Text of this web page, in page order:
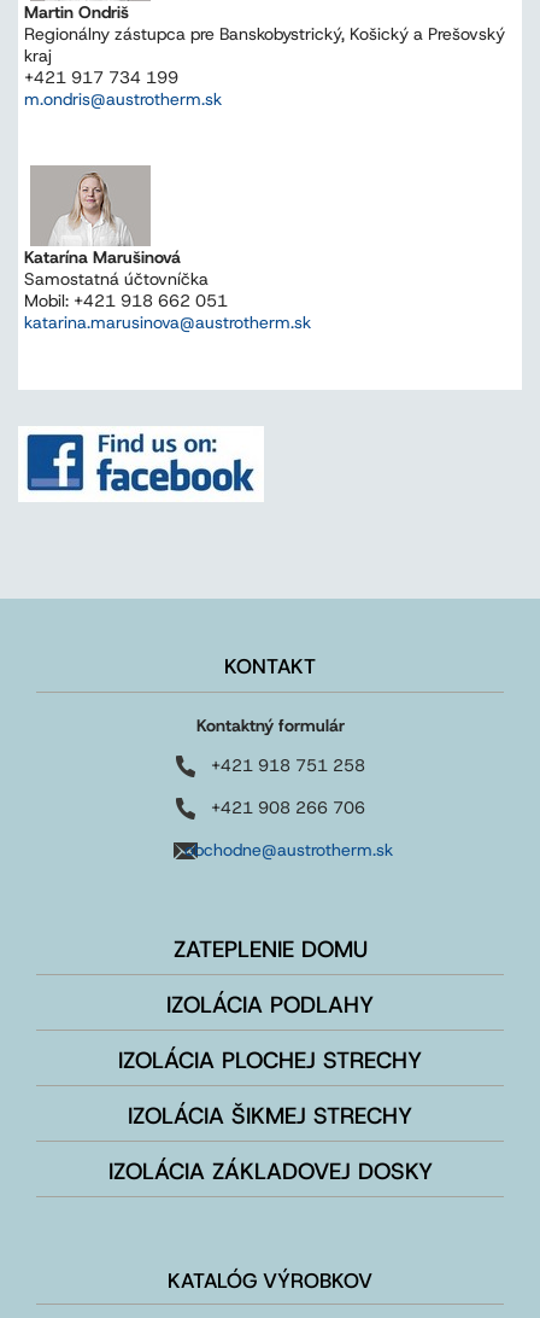
Martin Ondriš
Regionálny zástupca pre Banskobystrický, Košický a Prešovský
kraj
+421 917 734 199
m.ondris@austrotherm.sk
Katarína Marušinová
Samostatná účtovníčka
Mobil: +421 918 662 051
katarina.marusinova@austrotherm.sk
KONTAKT
Kontaktný formulár
+421 918 751 258
+421 908 266 706
obchodne@austrotherm.sk
ZATEPLENIE DOMU
IZOLÁCIA PODLAHY
IZOLÁCIA PLOCHEJ STRECHY
IZOLÁCIA ŠIKMEJ STRECHY
IZOLÁCIA ZÁKLADOVEJ DOSKY
KATALÓG VÝROBKOV